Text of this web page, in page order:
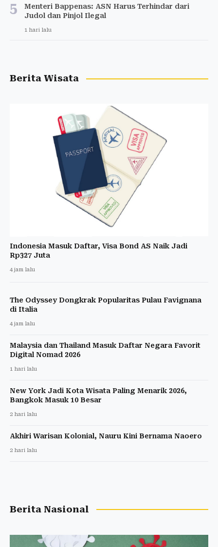
5
Menteri Bappenas: ASN Harus Terhindar dari
Judol dan Pinjol Ilegal
1 hari lalu
Berita Wisata
Indonesia Masuk Daftar, Visa Bond AS Naik Jadi
Rp327 Juta
4 jam lalu
The Odyssey Dongkrak Popularitas Pulau Favignana
di Italia
4 jam lalu
Malaysia dan Thailand Masuk Daftar Negara Favorit
Digital Nomad 2026
1 hari lalu
New York Jadi Kota Wisata Paling Menarik 2026,
Bangkok Masuk 10 Besar
2 hari lalu
Akhiri Warisan Kolonial, Nauru Kini Bernama Naoero
2 hari lalu
Berita Nasional